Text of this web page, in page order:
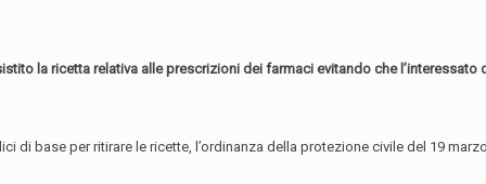
la ricetta relativa alle prescrizioni dei farmaci evitando che
di base per ritirare le ricette, l’ordinanza della protezione civile del 19